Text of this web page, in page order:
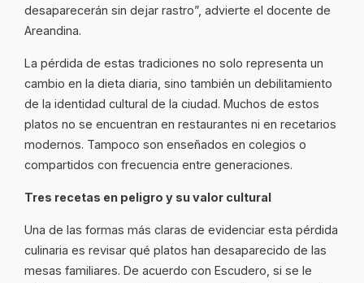
desaparecerán sin dejar rastro”, advierte el docente de
Areandina.
La pérdida de estas tradiciones no solo representa un
cambio en la dieta diaria, sino también un debilitamiento
de la identidad cultural de la ciudad. Muchos de estos
platos no se encuentran en restaurantes ni en recetarios
modernos. Tampoco son enseñados en colegios o
compartidos con frecuencia entre generaciones.
Tres recetas en peligro y su valor cultural
Una de las formas más claras de evidenciar esta pérdida
culinaria es revisar qué platos han desaparecido de las
mesas familiares. De acuerdo con Escudero, si se le